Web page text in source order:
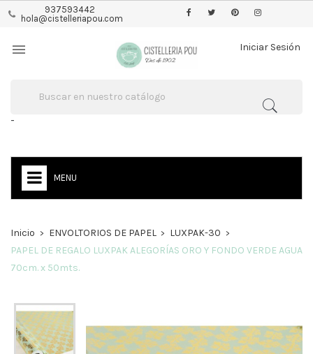
937593442
hola@cistelleriapou.com
Iniciar Sesión

-
MENU
Inicio ENVOLTORIOS DE PAPEL
LUXPAK-30
PAPEL DE REGALO LUXPAK ALEGORÍAS ORO Y FONDO VERDE AGUA
70cm. x 50mts.